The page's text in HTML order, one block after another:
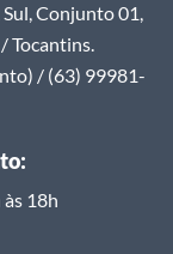
Conjunto 01,
Tocantins.
/ (63) 99981-
às 18h